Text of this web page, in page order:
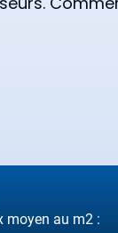
moyen au m2 :